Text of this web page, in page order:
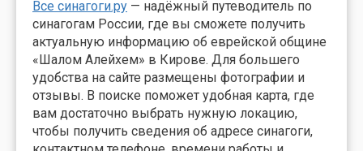
Все синагоги.ру — надёжный путеводитель по
синагогам России, где вы сможете получить
актуальную информацию об еврейской общине
«Шалом Алейхем» в Кирове. Для большего
удобства на сайте размещены фотографии и
отзывы. В поиске поможет удобная карта, где
вам достаточно выбрать нужную локацию,
чтобы получить сведения об адресе синагоги,